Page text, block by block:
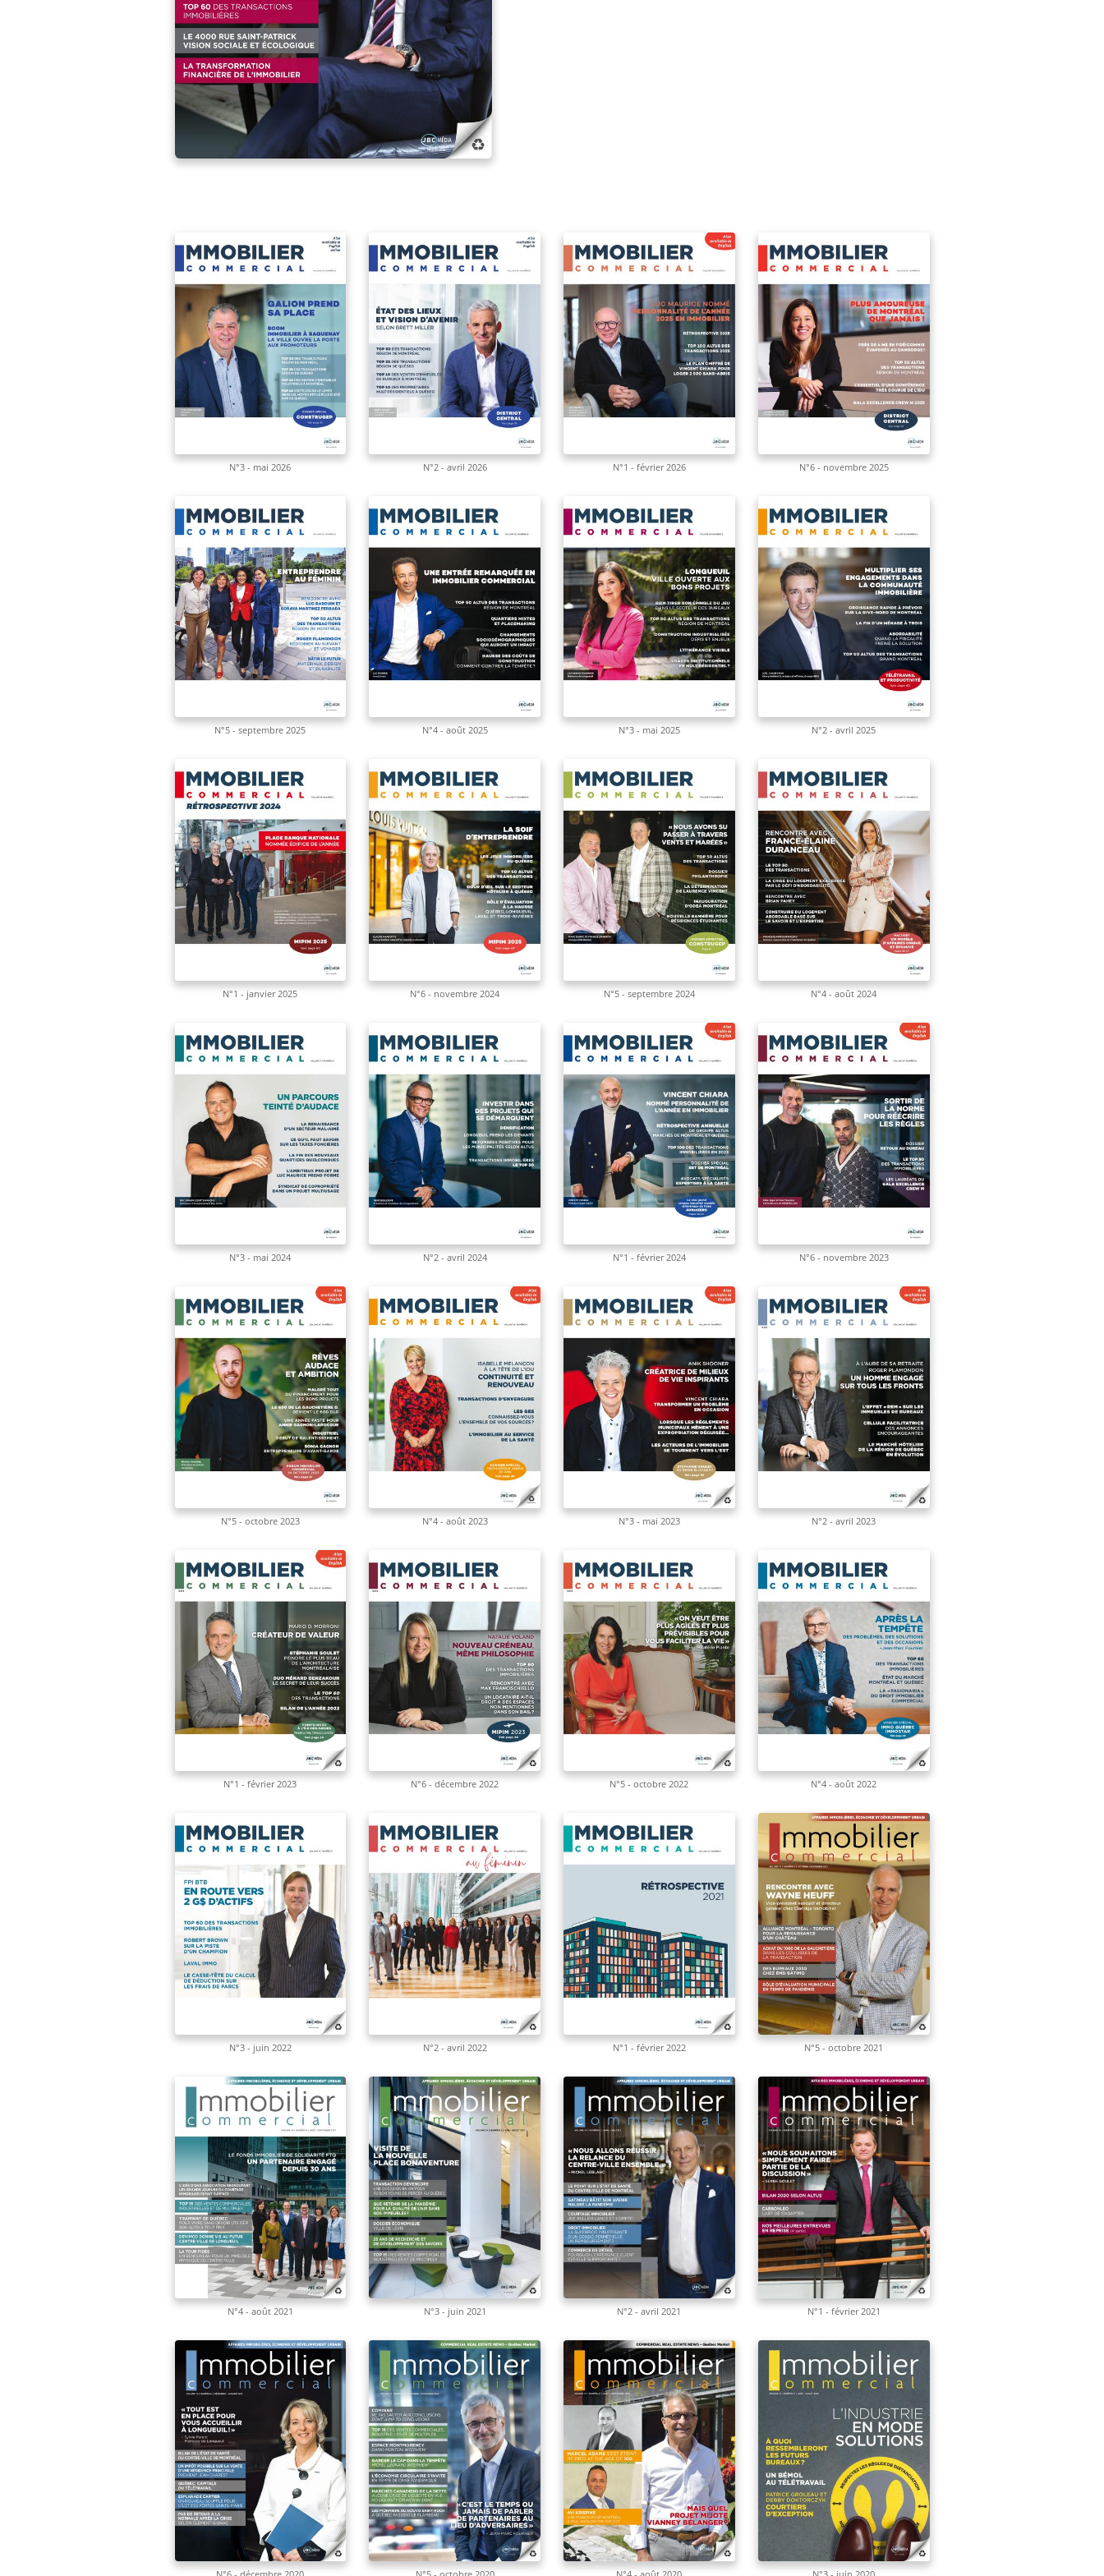
N°3 - mai 2026 N°2 - avril 2026 N°1 - février 2026 N°6 - novembre 2025
N°5 - septembre 2025 N°4 - août 2025 N°3 - mai 2025 N°2 - avril 2025
N°1 - janvier 2025 N°6 - novembre 2024 N°5 - septembre 2024 N°4 - août 2024
N°3 - mai 2024 N°2 - avril 2024 N°1 - février 2024 N°6 - novembre 2023
N°5 - octobre 2023 N°4 - août 2023 N°3 - mai 2023 N°2 - avril 2023
N°1 - février 2023 N°6 - décembre 2022 N°5 - octobre 2022 N°4 - août 2022
N°3 - juin 2022 N°2 - avril 2022 N°1 - février 2022 N°5 - octobre 2021
N°4 - août 2021 N°3 - juin 2021 N°2 - avril 2021 N°1 - février 2021